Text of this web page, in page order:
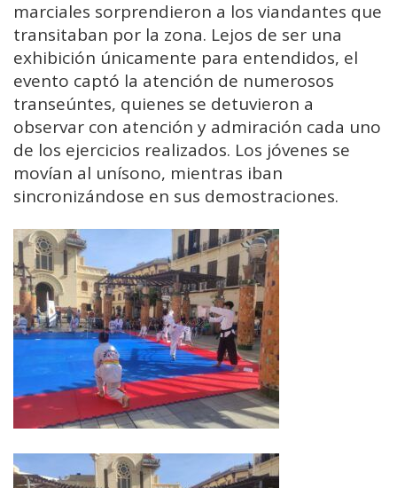
marciales sorprendieron a los viandantes que
transitaban por la zona. Lejos de ser una
exhibición únicamente para entendidos, el
evento captó la atención de numerosos
transeúntes, quienes se detuvieron a
observar con atención y admiración cada uno
de los ejercicios realizados. Los jóvenes se
movían al unísono, mientras iban
sincronizándose en sus demostraciones.